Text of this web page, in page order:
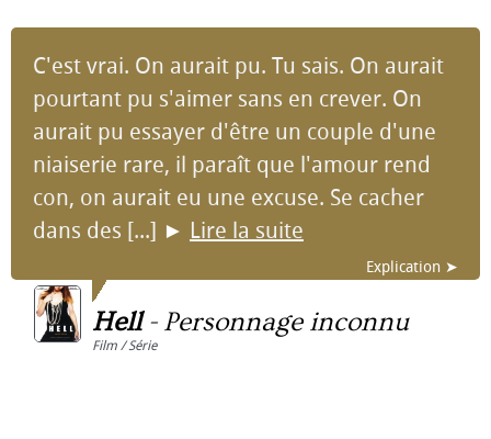
C'est vrai. On aurait pu. Tu sais. On aurait
pourtant pu s'aimer sans en crever. On
aurait pu essayer d'être un couple d'une
niaiserie rare, il paraît que l'amour rend
con, on aurait eu une excuse. Se cacher
dans des [...] ► Lire la suite
Explication ➤
Hell- Personnage inconnu
Film / Série